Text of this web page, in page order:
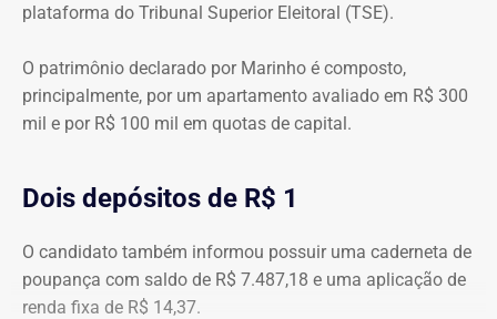
plataforma do Tribunal Superior Eleitoral (TSE).
O patrimônio declarado por Marinho é composto,
principalmente, por um apartamento avaliado em R$ 300
mil e por R$ 100 mil em quotas de capital.
Dois depósitos de R$ 1
O candidato também informou possuir uma caderneta de
poupança com saldo de R$ 7.487,18 e uma aplicação de
renda fixa de R$ 14,37.